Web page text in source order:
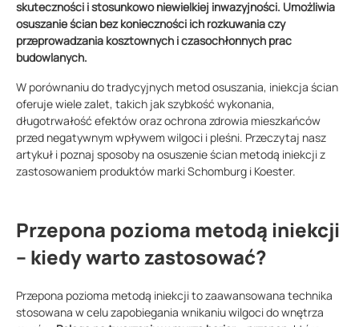
skuteczności i stosunkowo niewielkiej inwazyjności. Umożliwia
osuszanie ścian bez konieczności ich rozkuwania czy
przeprowadzania kosztownych i czasochłonnych prac
budowlanych.
W porównaniu do tradycyjnych metod osuszania, iniekcja ścian
oferuje wiele zalet, takich jak szybkość wykonania,
długotrwałość efektów oraz ochrona zdrowia mieszkańców
przed negatywnym wpływem wilgoci i pleśni. Przeczytaj nasz
artykuł i poznaj sposoby na osuszenie ścian metodą iniekcji z
zastosowaniem produktów marki Schomburg i Koester.
Przepona pozioma metodą iniekcji
– kiedy warto zastosować?
Przepona pozioma metodą iniekcji to zaawansowana technika
stosowana w celu zapobiegania wnikaniu wilgoci do wnętrza